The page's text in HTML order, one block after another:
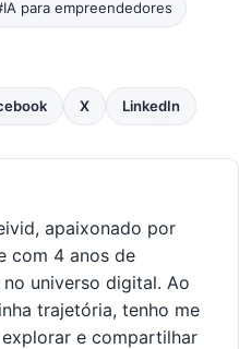
para empreendedores
X LinkedIn
apaixonado por
com 4 anos de
universo digital. Ao
trajetória, tenho me
e compartilhar